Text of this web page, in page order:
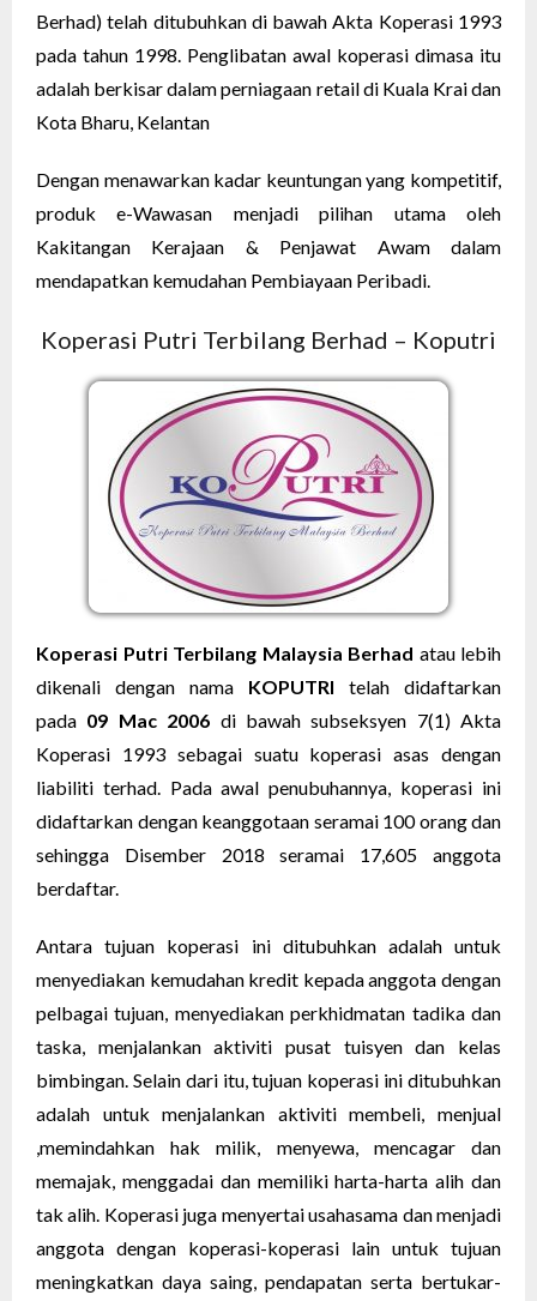
Berhad) telah ditubuhkan di bawah Akta Koperasi 1993
pada tahun 1998. Penglibatan awal koperasi dimasa itu
adalah berkisar dalam perniagaan retail di Kuala Krai dan
Kota Bharu, Kelantan
Dengan menawarkan kadar keuntungan yang kompetitif,
produk e-Wawasan menjadi pilihan utama oleh
Kakitangan Kerajaan & Penjawat Awam dalam
mendapatkan kemudahan Pembiayaan Peribadi.
Koperasi Putri Terbilang Berhad – Koputri
Koperasi Putri Terbilang Malaysia Berhad atau lebih
dikenali dengan nama KOPUTRI telah didaftarkan
pada 09 Mac 2006 di bawah subseksyen 7(1) Akta
Koperasi 1993 sebagai suatu koperasi asas dengan
liabiliti terhad. Pada awal penubuhannya, koperasi ini
didaftarkan dengan keanggotaan seramai 100 orang dan
sehingga Disember 2018 seramai 17,605 anggota
berdaftar.
Antara tujuan koperasi ini ditubuhkan adalah untuk
menyediakan kemudahan kredit kepada anggota dengan
pelbagai tujuan, menyediakan perkhidmatan tadika dan
taska, menjalankan aktiviti pusat tuisyen dan kelas
bimbingan. Selain dari itu, tujuan koperasi ini ditubuhkan
adalah untuk menjalankan aktiviti membeli, menjual
,memindahkan hak milik, menyewa, mencagar dan
memajak, menggadai dan memiliki harta-harta alih dan
tak alih. Koperasi juga menyertai usahasama dan menjadi
anggota dengan koperasi-koperasi lain untuk tujuan
meningkatkan daya saing, pendapatan serta bertukar-